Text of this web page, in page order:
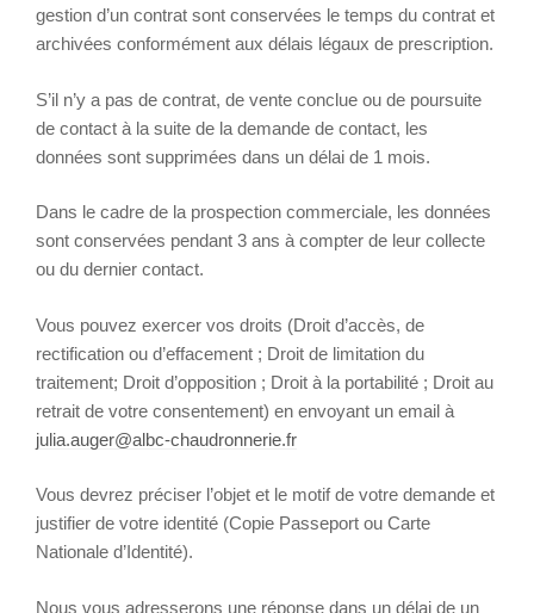
gestion d’un contrat sont conservées le temps du contrat et
archivées conformément aux délais légaux de prescription.
S’il n’y a pas de contrat, de vente conclue ou de poursuite
de contact à la suite de la demande de contact, les
données sont supprimées dans un délai de 1 mois.
Dans le cadre de la prospection commerciale, les données
sont conservées pendant 3 ans à compter de leur collecte
ou du dernier contact.
Vous pouvez exercer vos droits (Droit d’accès, de
rectification ou d’effacement ; Droit de limitation du
traitement; Droit d’opposition ; Droit à la portabilité ; Droit au
retrait de votre consentement) en envoyant un email à
julia.auger@albc-chaudronnerie.fr
Vous devrez préciser l’objet et le motif de votre demande et
justifier de votre identité (Copie Passeport ou Carte
Nationale d’Identité).
Nous vous adresserons une réponse dans un délai de un